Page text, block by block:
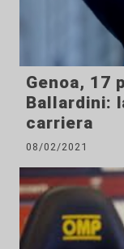
Genoa, 17
Ballardini:
carriera
08/02/2021